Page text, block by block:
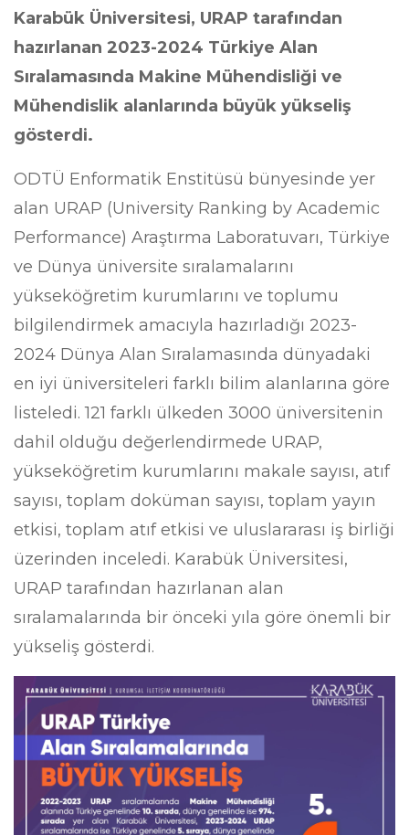
Karabük Üniversitesi, URAP tarafından
hazırlanan 2023-2024 Türkiye Alan
Sıralamasında Makine Mühendisliği ve
Mühendislik alanlarında büyük yükseliş
gösterdi.
ODTÜ Enformatik Enstitüsü bünyesinde yer
alan URAP (University Ranking by Academic
Performance) Araştırma Laboratuvarı, Türkiye
ve Dünya üniversite sıralamalarını
yükseköğretim kurumlarını ve toplumu
bilgilendirmek amacıyla hazırladığı 2023-
2024 Dünya Alan Sıralamasında dünyadaki
en iyi üniversiteleri farklı bilim alanlarına göre
listeledi. 121 farklı ülkeden 3000 üniversitenin
dahil olduğu değerlendirmede URAP,
yükseköğretim kurumlarını makale sayısı, atıf
sayısı, toplam doküman sayısı, toplam yayın
etkisi, toplam atıf etkisi ve uluslararası iş birliği
üzerinden inceledi. Karabük Üniversitesi,
URAP tarafından hazırlanan alan
sıralamalarında bir önceki yıla göre önemli bir
yükseliş gösterdi.